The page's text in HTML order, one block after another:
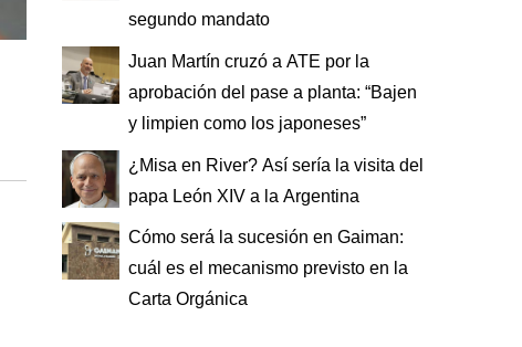
segundo mandato
Juan Martín cruzó a ATE por la
aprobación del pase a planta: “Bajen
y limpien como los japoneses”
¿Misa en River? Así sería la visita del
papa León XIV a la Argentina
Cómo será la sucesión en Gaiman:
cuál es el mecanismo previsto en la
Carta Orgánica